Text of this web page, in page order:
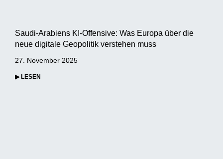
Saudi-Arabiens KI-Offensive: Was Europa über die
neue digitale Geopolitik verstehen muss
27. November 2025
▶ LESEN